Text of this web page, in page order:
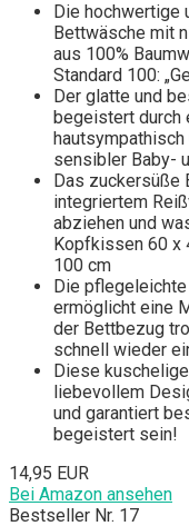
Die hochwertige
Bettwäsche mit
aus 100%
Standard 100:
Der glatte und
begeistert durch
sensibler Baby-
Das
integriertem
abziehen und
Kopfkissen 60 x
100 cm
Die
ermöglicht eine
der Bettbezug
schnell wieder
Diese
liebevollem
und garantiert
begeistert sein!
14,95 EUR
Bei Amazon ansehen
Bestseller Nr. 17